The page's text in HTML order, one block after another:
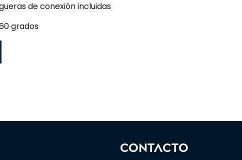
de conexión incluidas
grados
CONTACTO